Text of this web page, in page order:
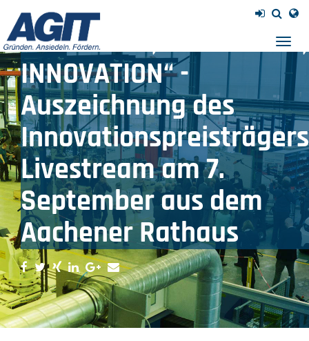
Preisverleihung „AC² -
GRÜNDUNG, WACHSTUM,
INNOVATION“ -
Auszeichnung des
Livestream am 7.
September aus dem
Aachener Rathaus